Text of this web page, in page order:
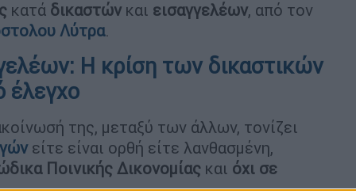
κατά δικαστών και εισαγγελέων, από τον
Λύτρα.
Η κρίση των δικαστικών
έλεγχο
της, μεταξύ των άλλων, τονίζει
είτε είναι ορθή είτε λανθασμένη,
Ποινικής Δικονομίας και όχι σε